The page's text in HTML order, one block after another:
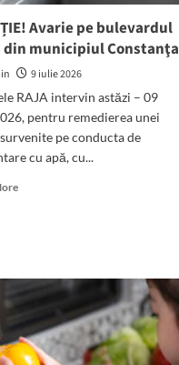
Avarie pe bulevardul
din municipiul Constanţa
9 iulie 2026
RAJA intervin astăzi – 09
pentru remedierea unei
pe conducta de
cu apă, cu...
Read
bulevardul
1
Mai
din
municipiul